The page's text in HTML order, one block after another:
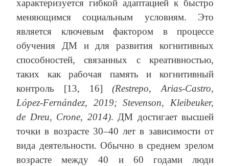
характеризуется гибкой адаптацией к быстро
меняющимся социальным условиям. Это
является ключевым фактором в процессе
обучения ДМ и для развития когнитивных
способностей, связанных с креативностью,
таких как рабочая память и когнитивный
контроль [13, 16](Restrepo, Arias-Castro,
López-Fernández, 2019;Stevenson, Kleibeuker,
de Dreu, Crone, 2014). ДМ достигает высшей
точки в возрасте 30–40 лет в зависимости от
вида деятельности. Обычно в среднем зрелом
возрасте между 40 и 60 годами люди